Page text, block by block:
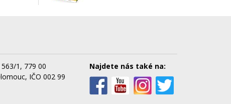
1, 779 00
IČO 002 99
Najdete nás také na: